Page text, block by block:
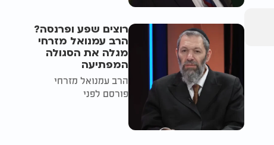
רוצים שפע ופרנסה?
הרב עמנואל מזרחי
מגלה את הסגולה
המפתיעה
הרב עמנואל מזרחי
פורסם לפני